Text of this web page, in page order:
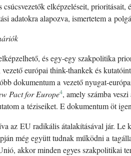
elképzeléseit,
adatokra alapozva, ismertetem a
és egy-egy szakpolitika
európai think-thankek és
dokumentum a vezető nyugat-
Pact for Europe4, amely számba
a téziseiket. E dokumentum öt
az EU radikális átalakításával jár. Le
még együtt tudnak működni a
akkor minden egyes szakpolitikai